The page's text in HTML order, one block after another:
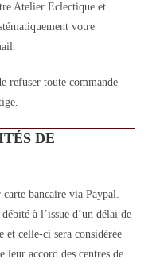
Atelier Eclectique et
votre
refuser toute commande
DE
carte bancaire via Paypal.
à l’issue d’un délai de
et celle-ci sera considérée
leur accord des centres de